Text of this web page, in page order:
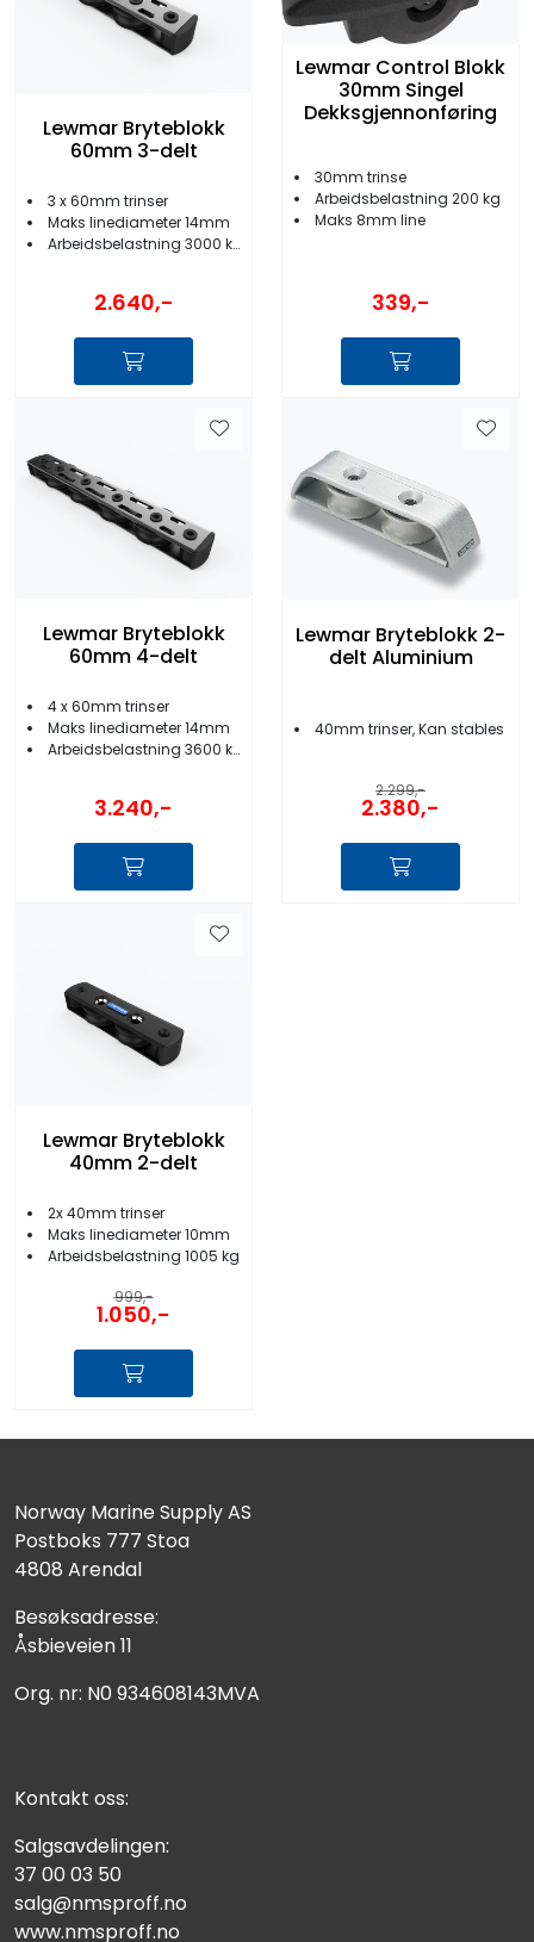
Lewmar Bryteblokk
60mm 3-delt
3 x 60mm trinser
Maks linediameter 14mm
Arbeidsbelastning 3000 kg
2.640,-
Lewmar Control Blokk
30mm Singel
Dekksgjennonføring
30mm trinse
Arbeidsbelastning 200 kg
Maks 8mm line
339,-
Lewmar Bryteblokk
60mm 4-delt
4 x 60mm trinser
Maks linediameter 14mm
Arbeidsbelastning 3600 kg
3.240,-
Lewmar Bryteblokk 2-
delt Aluminium
40mm trinser, Kan stables
2.299,-
2.380,-
Lewmar Bryteblokk
40mm 2-delt
2x 40mm trinser
Maks linediameter 10mm
Arbeidsbelastning 1005 kg
999,-
1.050,-
Norway Marine Supply AS
Postboks 777 Stoa
4808 Arendal
Besøksadresse:
Åsbieveien 11
Org. nr: N0 934608143MVA
Kontakt oss:
Salgsavdelingen:
37 00 03 50
salg@nmsproff.no
www.nmsproff.no